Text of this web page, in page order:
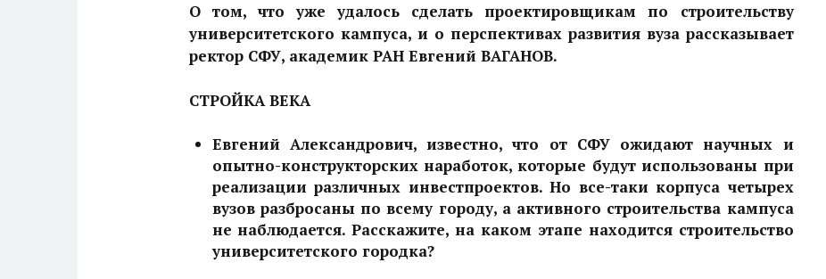
О том, что уже удалось сделать проектировщикам по строительству
университетского кампуса, и о перспективах развития вуза рассказывает
ректор СФУ, академик РАН Евгений ВАГАНОВ.
СТРОЙКА ВЕКА
Евгений Александрович, известно, что от СФУ ожидают научных и
опытно-конструкторских наработок, которые будут использованы при
реализации различных инвестпроектов. Но все-таки корпуса четырех
вузов разбросаны по всему городу, а активного строительства кампуса
не наблюдается. Расскажите, на каком этапе находится строительство
университетского городка?